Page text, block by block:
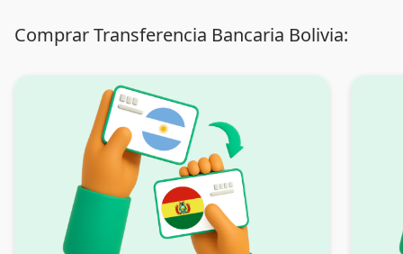
Comprar Transferencia Bancaria Bolivia: